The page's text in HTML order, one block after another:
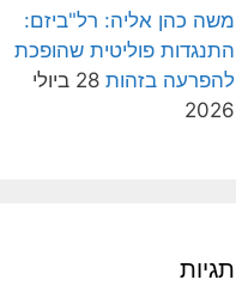
משה כהן אליה: רל"ביזם:
התנגדות פוליטית שהופכת
להפרעה בזהות
28 ביולי
2026
תגיות